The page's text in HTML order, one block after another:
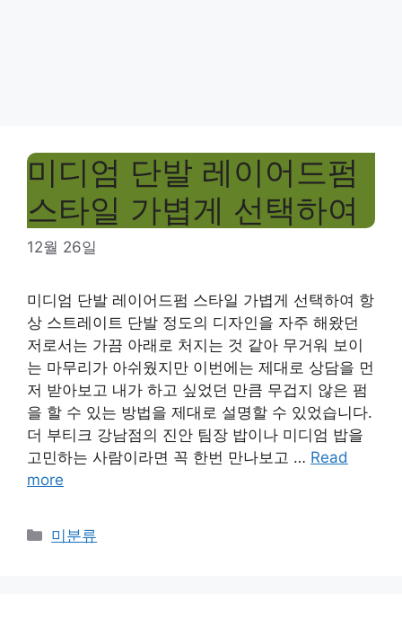
미디엄 단발 레이어드펌
스타일 가볍게 선택하여
12월 26일
미디엄 단발 레이어드펌 스타일 가볍게 선택하여 항
상 스트레이트 단발 정도의 디자인을 자주 해왔던
저로서는 가끔 아래로 처지는 것 같아 무거워 보이
는 마무리가 아쉬웠지만 이번에는 제대로 상담을 먼
저 받아보고 내가 하고 싶었던 만큼 무겁지 않은 펌
을 할 수 있는 방법을 제대로 설명할 수 있었습니다.
더 부티크 강남점의 진안 팀장 밥이나 미디엄 밥을
고민하는 사람이라면 꼭 한번 만나보고 … Read
more
Categories
미분류